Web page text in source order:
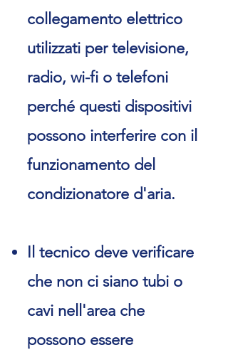
collegamento elettrico
utilizzati per televisione,
radio, wi-fi o telefoni
perché questi dispositivi
possono interferire con il
funzionamento del
condizionatore d'aria.
Il tecnico deve verificare
che non ci siano tubi o
cavi nell'area che
possono essere